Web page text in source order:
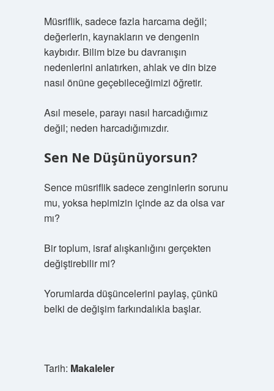
Müsriflik, sadece fazla harcama değil;
değerlerin, kaynakların ve dengenin
kaybıdır. Bilim bize bu davranışın
nedenlerini anlatırken, ahlak ve din bize
nasıl önüne geçebileceğimizi öğretir.
Asıl mesele, parayı nasıl harcadığımız
değil; neden harcadığımızdır.
Sen Ne Düşünüyorsun?
Sence müsriflik sadece zenginlerin sorunu
mu, yoksa hepimizin içinde az da olsa var
mı?
Bir toplum, israf alışkanlığını gerçekten
değiştirebilir mi?
Yorumlarda düşüncelerini paylaş, çünkü
belki de değişim farkındalıkla başlar.
Tarih: Makaleler